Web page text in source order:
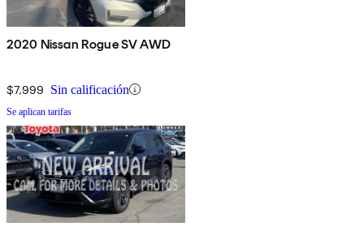
2020 Nissan Rogue SV AWD
$7,999 Sin calificación
Se aplican tarifas